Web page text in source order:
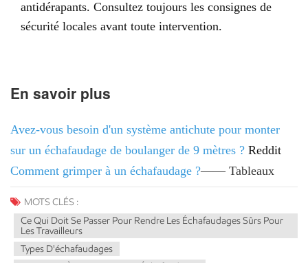
antidérapants. Consultez toujours les consignes de
sécurité locales avant toute intervention.
En savoir plus
Avez-vous besoin d'un système antichute pour monter
sur un échafaudage de boulanger de 9 mètres ? Reddit
Comment grimper à un échafaudage ?—— Tableaux
MOTS CLÉS :
Ce Qui Doit Se Passer Pour Rendre Les Échafaudages Sûrs Pour
Les Travailleurs
Types D'échafaudages